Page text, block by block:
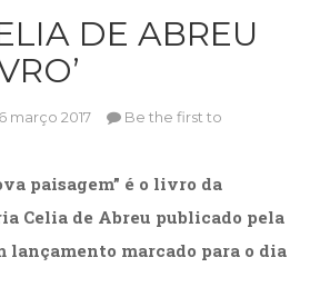
DE ABREU
março 2017
Be the first to
paisagem” é o livro da
Celia de Abreu publicado pela
lançamento marcado para o dia